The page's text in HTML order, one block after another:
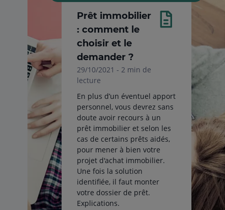
Prêt immobilier
: comment le
choisir et le
demander ?
29/10/2021 - 2 min de
lecture
En plus d’un éventuel apport
personnel, vous devrez sans
doute avoir recours à un
prêt immobilier et selon les
cas de certains prêts aidés,
pour mener à bien votre
projet d'achat immobilier.
Une fois la solution
identifiée, il faut monter
votre dossier de prêt.
Explications.